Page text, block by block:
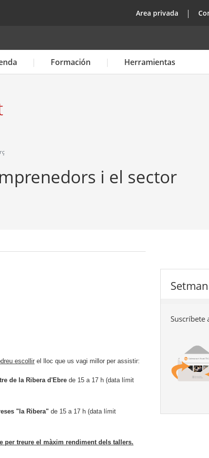
top
Area privada
Formación Herramientas
i el sector
dreu escollir el lloc que us vagi millor per assistir:
de la Ribera d'Ebre de 15 a 17 h (data límit
"la Ribera" de 15 a 17 h (data límit
per treure el màxim rendiment dels tallers.
Suscríbete